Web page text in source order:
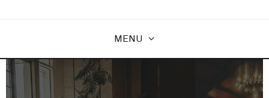
MENU